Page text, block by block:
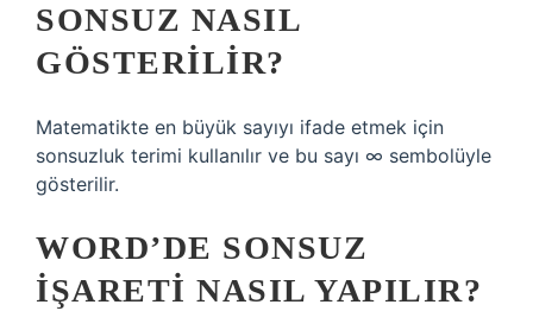
SONSUZ NASIL
GÖSTERILIR?
Matematikte en büyük sayıyı ifade etmek için
sonsuzluk terimi kullanılır ve bu sayı ∞ sembolüyle
gösterilir.
WORD’DE SONSUZ
IŞARETI NASIL YAPILIR?